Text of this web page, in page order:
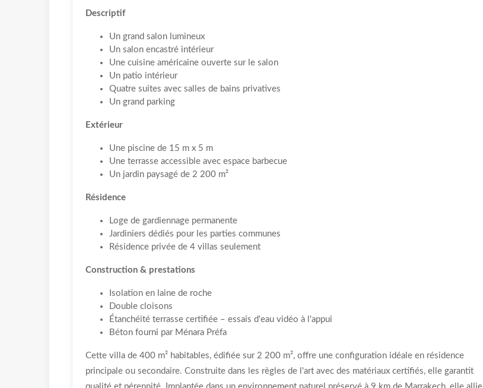
Descriptif
Un grand salon lumineux
Un salon encastré intérieur
Une cuisine américaine ouverte sur le salon
Un patio intérieur
Quatre suites avec salles de bains privatives
Un grand parking
Extérieur
Une piscine de 15 m x 5 m
Une terrasse accessible avec espace barbecue
Un jardin paysagé de 2 200 m²
Résidence
Loge de gardiennage permanente
Jardiniers dédiés pour les parties communes
Résidence privée de 4 villas seulement
Construction & prestations
Isolation en laine de roche
Double cloisons
Étanchéité terrasse certifiée – essais d'eau vidéo à l'appui
Béton fourni par Ménara Préfa
Cette villa de 400 m² habitables, édifiée sur 2 200 m², offre une configuration idéale en résidence
principale ou secondaire. Construite dans les règles de l'art avec des matériaux certifiés, elle garantit